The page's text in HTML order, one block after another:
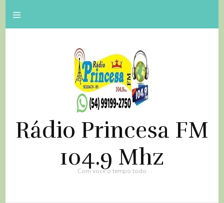
Rádio Princesa FM
104.9 Mhz
Com você o tempo todo